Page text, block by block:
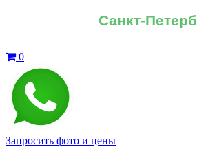
0
Запросить фото и цены